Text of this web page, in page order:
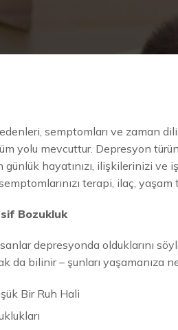
semptomları ve zaman
yolu mevcuttur. Depresyon
hayatınızı, ilişkilerinizi ve
terapi, ilaç,
Bozukluk
depresyonda olduklarını
da bilinir – şunları yaşamanıza
Bir Ruh Hali